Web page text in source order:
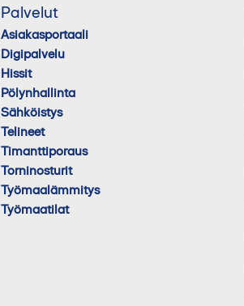
Palvelut
Asiakasportaali
Digipalvelu
Hissit
Pölynhallinta
Sähköistys
Telineet
Timanttiporaus
Torninosturit
Työmaalämmitys
Työmaatilat